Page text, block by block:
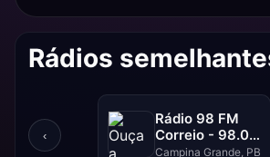
Rádios
‹
Rádio 98 FM
Correio - 98.0
FM
Campina Grande, PB